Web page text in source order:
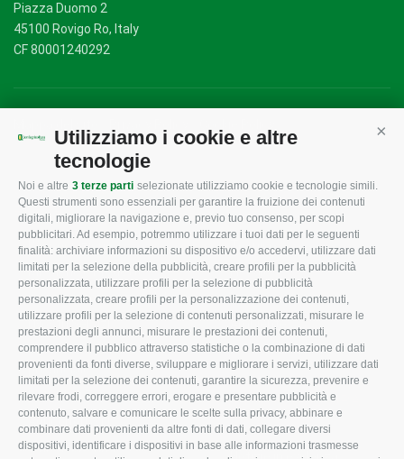
Utilizziamo i cookie e altre
tecnologie
Noi e altre 3 terze parti selezionate utilizziamo cookie e tecnologie simili.
Questi strumenti sono essenziali per garantire la fruizione dei contenuti
digitali, migliorare la navigazione e, previo tuo consenso, per scopi
pubblicitari. Ad esempio, potremmo utilizzare i tuoi dati per le seguenti
finalità: archiviare informazioni su dispositivo e/o accedervi, utilizzare dati
limitati per la selezione della pubblicità, creare profili per la pubblicità
personalizzata, utilizzare profili per la selezione di pubblicità
personalizzata, creare profili per la personalizzazione dei contenuti,
utilizzare profili per la selezione di contenuti personalizzati, misurare le
prestazioni degli annunci, misurare le prestazioni dei contenuti,
comprendere il pubblico attraverso statistiche o la combinazione di dati
provenienti da fonti diverse, sviluppare e migliorare i servizi, utilizzare dati
limitati per la selezione dei contenuti, garantire la sicurezza, prevenire e
rilevare frodi, correggere errori, erogare e presentare pubblicità e
contenuto, salvare e comunicare le scelte sulla privacy, abbinare e
combinare dati provenienti da altre fonti di dati, collegare diversi
dispositivi, identificare i dispositivi in base alle informazioni trasmesse
Piazza Duomo 2
45100 Rovigo Ro, Italy
CF 80001240292
CONFAGRICOLTURA
ROVIGO
L'Associazione
Missione e Progetto
Organigramma aziendale
I Nostri Servizi
Uffici della Sede
provinciale
Le Sedi di Zona
Agricoltori S.r.l.
Whistleblowing
CONFAGRICOLTURA
INFORMA
Tecnico
Fiscale
Lavoro
Ambiente
Associazione
CONFAGRICOLTURA
ATTIVA